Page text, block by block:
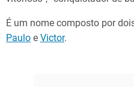
É um nome composto por
Paulo e Victor.